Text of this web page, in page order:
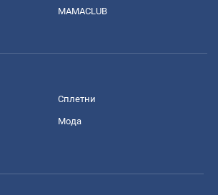
MAMACLUB
Сплетни
Мода